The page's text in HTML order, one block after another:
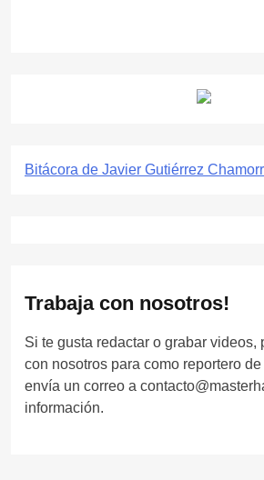
Bitácora de Javier Gutiérrez
Trabaja con nosotros!
Si te gusta redactar o grabar videos,
con nosotros para como reportero
envía un correo a
información.